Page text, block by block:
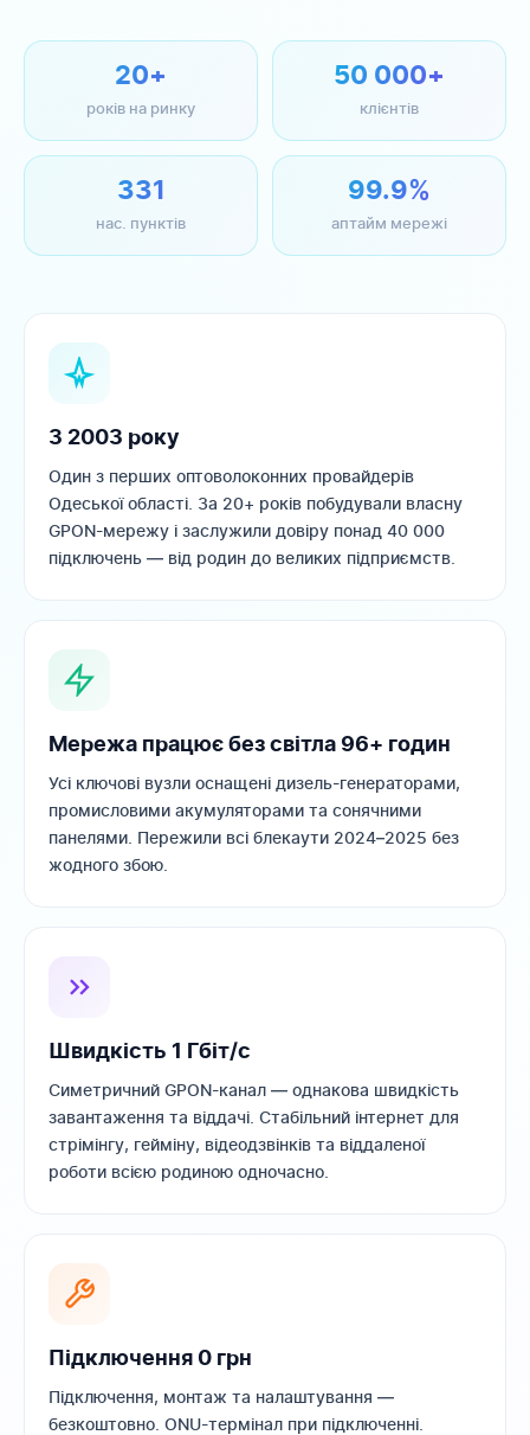
20+
років на ринку
50 000+
клієнтів
331
нас. пунктів
99.9%
аптайм мережі
З 2003 року
Один з перших оптоволоконних провайдерів
Одеської області. За 20+ років побудували власну
GPON-мережу і заслужили довіру понад 40 000
підключень — від родин до великих підприємств.
Мережа працює без світла 96+ годин
Усі ключові вузли оснащені дизель-генераторами,
промисловими акумуляторами та сонячними
панелями. Пережили всі блекаути 2024–2025 без
жодного збою.
Швидкість 1 Гбіт/с
Симетричний GPON-канал — однакова швидкість
завантаження та віддачі. Стабільний інтернет для
стрімінгу, гейміну, відеодзвінків та віддаленої
роботи всією родиною одночасно.
Підключення 0 грн
Підключення, монтаж та налаштування —
безкоштовно. ONU-термінал при підключенні.